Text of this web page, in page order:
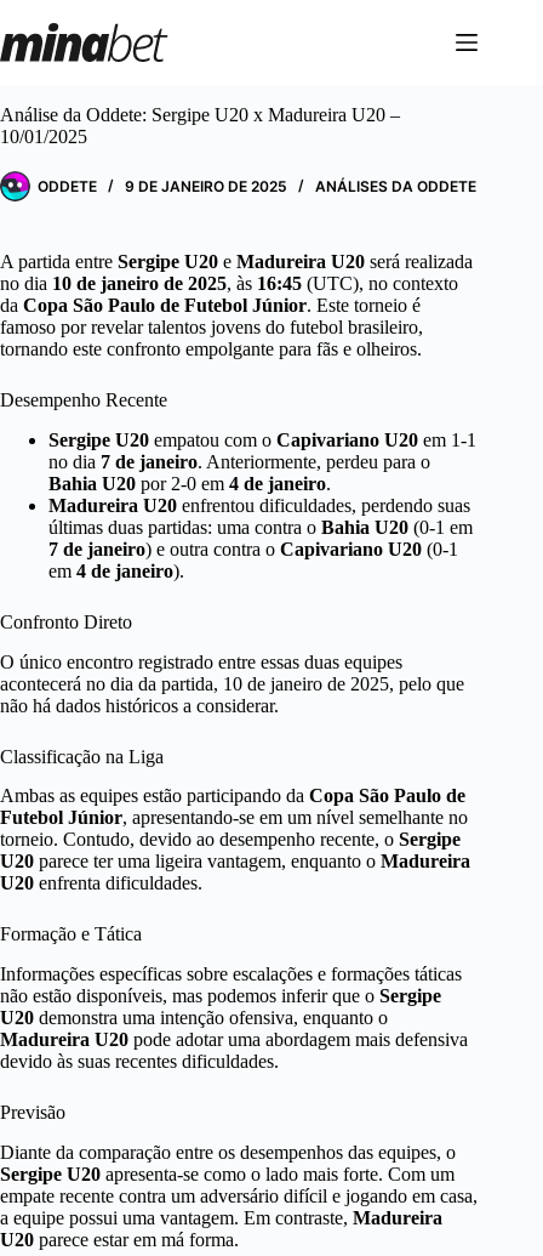
para
o
Análise da Oddete: Sergipe U20 x Madureira U20 –
10/01/2025
ODDETE 9 DE JANEIRO DE 2025 ANÁLISES DA ODDETE
A partida entre Sergipe U20 e Madureira U20 será realizada
no dia 10 de janeiro de 2025, às 16:45 (UTC), no contexto
da Copa São Paulo de Futebol Júnior. Este torneio é
famoso por revelar talentos jovens do futebol brasileiro,
tornando este confronto empolgante para fãs e olheiros.
Desempenho Recente
Sergipe U20 empatou com o Capivariano U20 em 1-1
no dia 7 de janeiro. Anteriormente, perdeu para o
Bahia U20 por 2-0 em 4 de janeiro.
Madureira U20 enfrentou dificuldades, perdendo suas
últimas duas partidas: uma contra o Bahia U20 (0-1 em
7 de janeiro) e outra contra o Capivariano U20 (0-1
em 4 de janeiro).
Confronto Direto
O único encontro registrado entre essas duas equipes
acontecerá no dia da partida, 10 de janeiro de 2025, pelo que
não há dados históricos a considerar.
Classificação na Liga
Ambas as equipes estão participando da Copa São Paulo de
Futebol Júnior, apresentando-se em um nível semelhante no
torneio. Contudo, devido ao desempenho recente, o Sergipe
U20 parece ter uma ligeira vantagem, enquanto o Madureira
U20 enfrenta dificuldades.
Formação e Tática
Informações específicas sobre escalações e formações táticas
não estão disponíveis, mas podemos inferir que o Sergipe
U20 demonstra uma intenção ofensiva, enquanto o
Madureira U20 pode adotar uma abordagem mais defensiva
devido às suas recentes dificuldades.
Previsão
Diante da comparação entre os desempenhos das equipes, o
Sergipe U20 apresenta-se como o lado mais forte. Com um
empate recente contra um adversário difícil e jogando em casa,
a equipe possui uma vantagem. Em contraste, Madureira
U20 parece estar em má forma.